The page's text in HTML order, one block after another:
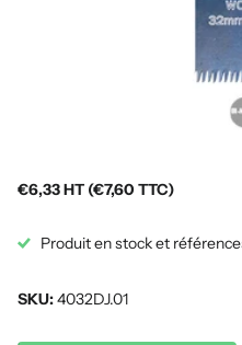
€6,33 HT (€7,60 TTC)
Produit en stock et
SKU:4032DJ.01